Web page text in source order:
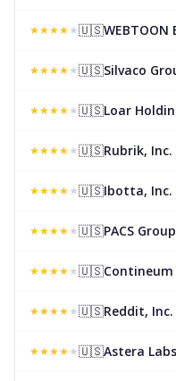
★★★★★🇺🇸
★★★★★🇺🇸Silvaco
★★★★★🇺🇸Loar
★★★★★🇺🇸Rubrik, Inc.
★★★★★🇺🇸Ibotta, Inc.
★★★★★🇺🇸PACS
★★★★★🇺🇸
★★★★★🇺🇸Reddit, Inc.
★★★★★🇺🇸Astera